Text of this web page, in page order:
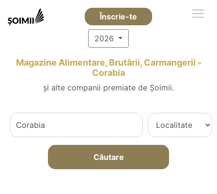
Înscrie-te
2026
Magazine Alimentare, Brutării, Carmangerii -
Corabia
și alte companii premiate de Șoimii.
Căutare